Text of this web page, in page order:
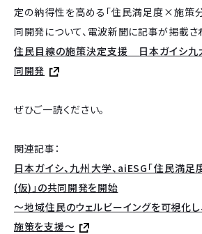
定の納得性を高める「住民満足度×施策
同開発について、電波新聞に記事が掲載さ
住民目線の施策決定支援 日本ガイシ九
同開発
ぜひご一読ください。
関連記事：
日本ガイシ、九州大学、aiESG「住民満
(仮)」の共同開発を開始
～地域住民のウェルビーイングを可視化
施策を支援～